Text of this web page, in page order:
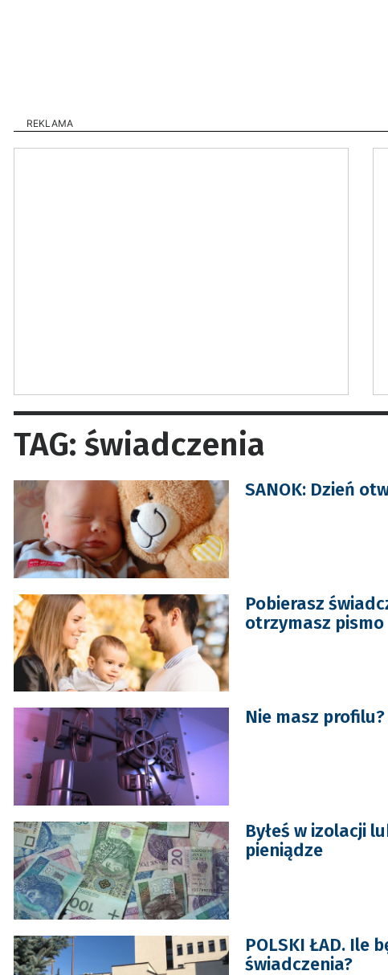
REKLAMA
TAG: świadczenia
SANOK: Dzień
Pobierasz
otrzymasz pismo
Nie masz
Byłeś w izolacji
pieniądze
POLSKI ŁAD. Ile
świadczenia?